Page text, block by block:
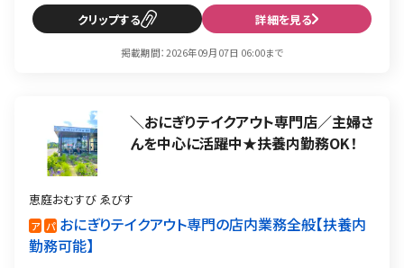
クリップ 詳細を見る
掲載期間：2026年09月07日 06:00まで
＼おにぎりテイクアウト専門店／主婦さ
んを中心に活躍中★扶養内勤務OK！
恵庭おむすび ゑびす
ア パ おにぎりテイクアウト専門の店内業務全般 扶養内
勤務可能